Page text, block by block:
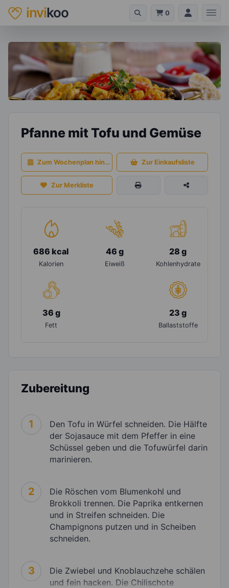
invikoo 0
Pfanne mit Tofu und Gemüse
Zum Wochenplan hinzufügen Zur Einkaufsliste
Zur Merkliste
686 kcal
Kalorien
46 g
Eiweiß
28 g
Kohlenhydrate
36 g
Fett
23 g
Ballaststoffe
Zubereitung
1
Den Tofu in Würfel schneiden. Die Hälfte
der Sojasauce mit dem Pfeffer in eine
Schüssel geben und die Tofuwürfel darin
marinieren.
2
Die Röschen vom Blumenkohl und
Brokkoli trennen. Die Paprika entkernen
und in Streifen schneiden. Die
Champignons putzen und in Scheiben
schneiden.
3
Die Zwiebel und Knoblauchzehe schälen
und fein hacken. Die Chilischote